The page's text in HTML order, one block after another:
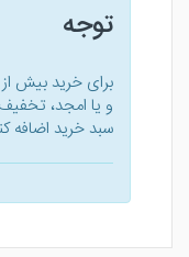
توجه
برای خرید بیش
و یا امجد، تخفیف
سبد خرید اضافه